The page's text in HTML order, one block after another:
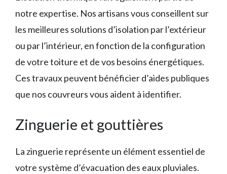
notre expertise. Nos artisans vous conseillent sur
les meilleures solutions d’isolation par l’extérieur
ou par l’intérieur, en fonction de la configuration
de votre toiture et de vos besoins énergétiques.
Ces travaux peuvent bénéficier d’aides publiques
que nos couvreurs vous aident à identifier.
Zinguerie et gouttières
La zinguerie représente un élément essentiel de
votre système d’évacuation des eaux pluviales.